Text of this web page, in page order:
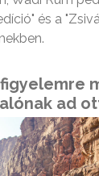
és a
ad